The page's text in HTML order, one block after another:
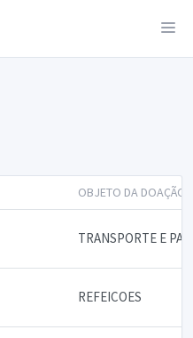
OBJETO DA DOAÇÃO
TRANSPORTE E
REFEICOES